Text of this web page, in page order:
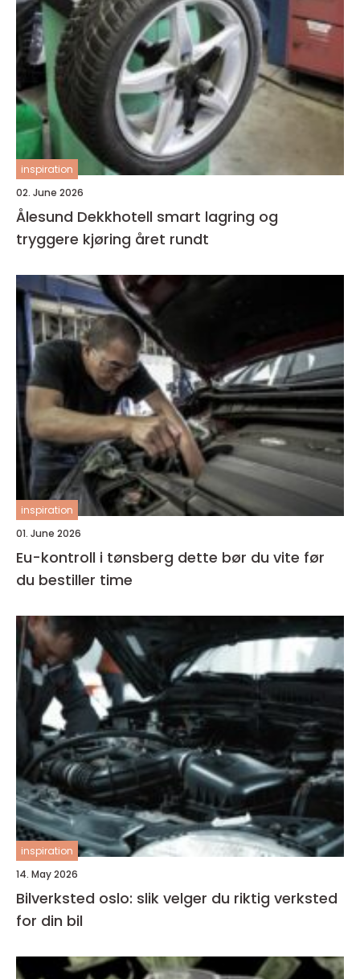
inspiration
02. June 2026
Ålesund Dekkhotell smart lagring og
tryggere kjøring året rundt
inspiration
01. June 2026
Eu-kontroll i tønsberg dette bør du vite før
du bestiller time
inspiration
14. May 2026
Bilverksted oslo: slik velger du riktig verksted
for din bil